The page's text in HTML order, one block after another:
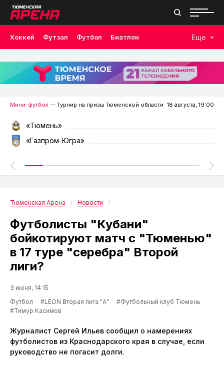
Хоккей Футзал Футбол Биатлон
Лыжные гонки Волейбол Плавание Дзюдо
Скалолазание Велоспорт Бокс
Еще
Мини-футбол — Турнир на призы Тюменской области 18 августа, 19:00
«Тюмень»
«Газпром-Югра»
Тюменская Арена Новости
Футболисты "Кубани"
бойкотируют матч с "Тюменью"
в 17 туре "серебра" Второй
лиги?
3 июня, 14:15
Футбол
#LEON Вторая лига "А"
#Футбольный клуб Тюмень
#Тимур Касимов
Журналист Сергей Ильев сообщил о намерениях
футболистов из Краснодарского края в случае, если
руководство не погасит долги.